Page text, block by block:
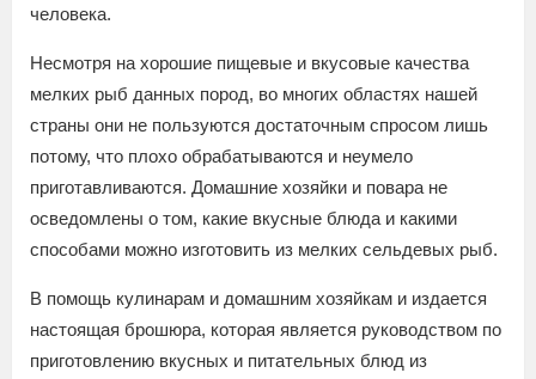
человека.
Несмотря на хорошие пищевые и вкусовые качества
мелких рыб данных пород, во многих областях нашей
страны они не пользуются достаточным спросом лишь
потому, что плохо обрабатываются и неумело
приготавливаются. Домашние хозяйки и повара не
осведомлены о том, какие вкусные блюда и какими
способами можно изготовить из мелких сельдевых рыб.
В помощь кулинарам и домашним хозяйкам и издается
настоящая брошюра, которая является руководством по
приготовлению вкусных и питательных блюд из